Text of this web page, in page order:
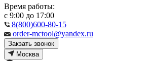
Время работы:
с 9:00 до 17:00
8(800)600-80-15
order-mctool@yandex.ru
Закзать звонок
Москва